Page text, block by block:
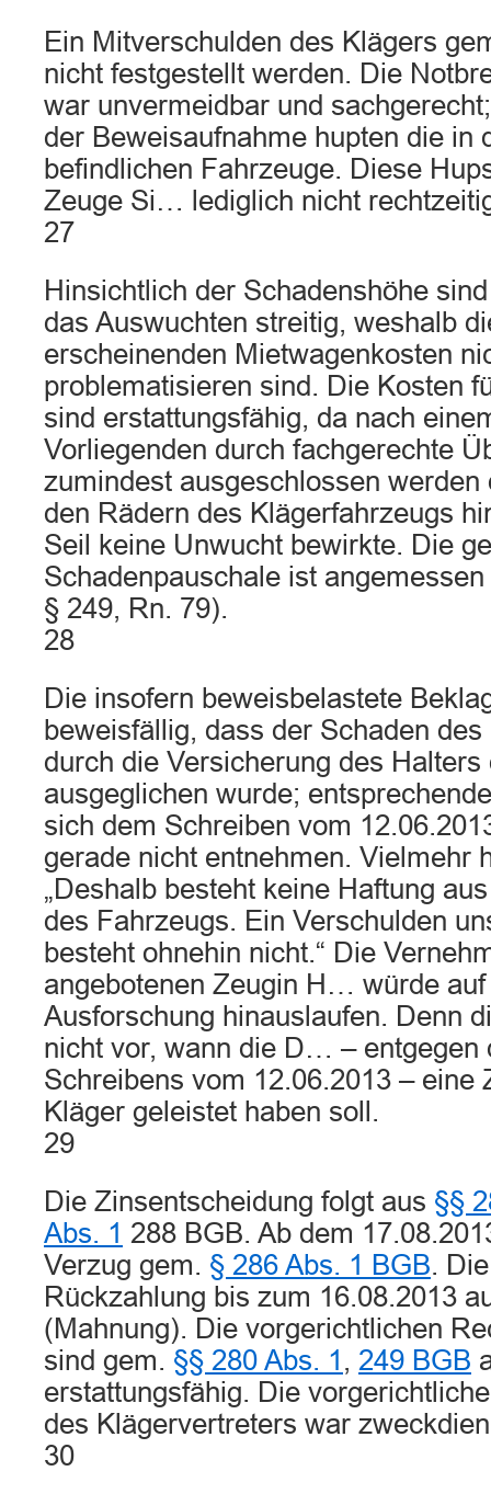
Ein Mitverschulden des Klägers
nicht festgestellt werden. Die
war unvermeidbar und
der Beweisaufnahme hupten die in
befindlichen Fahrzeuge. Diese
Zeuge Si… lediglich nicht
27
Hinsichtlich der Schadenshöhe
das Auswuchten streitig, weshalb
erscheinenden Mietwagenkosten
problematisieren sind. Die Kosten
sind erstattungsfähig, da nach
Vorliegenden durch fachgerechte
zumindest ausgeschlossen werden
den Rädern des Klägerfahrzeugs
Seil keine Unwucht bewirkte. Die
Schadenpauschale ist
§ 249, Rn. 79).
28
Die insofern beweisbelastete
beweisfällig, dass der Schaden
durch die Versicherung des Halters
ausgeglichen wurde;
sich dem Schreiben vom
gerade nicht entnehmen. Vielmehr
„Deshalb besteht keine Haftung
des Fahrzeugs. Ein Verschulden
besteht ohnehin nicht.“ Die
angebotenen Zeugin H… würde
Ausforschung hinauslaufen. Denn
nicht vor, wann die D… – entgegen
Schreibens vom 12.06.2013 – eine
Kläger geleistet haben soll.
29
Die Zinsentscheidung folgt aus §§
Abs. 1 288 BGB. Ab dem
Verzug gem. § 286 Abs. 1 BGB.
Rückzahlung bis zum 16.08.2013
(Mahnung). Die vorgerichtlichen
sind gem. §§ 280 Abs. 1 , 249 BGB
erstattungsfähig. Die
des Klägervertreters war
30